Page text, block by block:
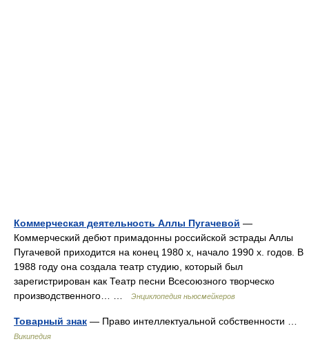
Коммерческая деятельность Аллы Пугачевой —
Коммерческий дебют примадонны российской эстрады Аллы
Пугачевой приходится на конец 1980 х, начало 1990 х. годов. В
1988 году она создала театр студию, который был
зарегистрирован как Театр песни Всесоюзного творческо
производственного… …
Энциклопедия ньюсмейкеров
Товарный знак — Право интеллектуальной собственности …
Википедия